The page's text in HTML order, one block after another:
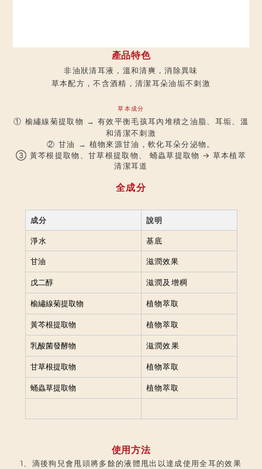
產品特色
非油狀清耳液，溫和清爽，消除異味
草本配方，不含酒精，清潔耳朵油垢不刺激
草本成分
① 榆繡線菊提取物 → 有效平衡毛孩耳內堆積之油脂、耳垢、溫
和清潔不刺激
② 甘油 → 植物來源甘油，軟化耳朵分泌物。
③ 黃芩根提取物、 甘草根提取物、 蛹蟲草提取物 → 草本植萃
清潔耳道
全成分
成分 說明
淨水 基底
甘油 滋潤效果
戊二醇 滋潤及增稠
榆繡線菊提取物 植物萃取
黃芩根提取物 植物萃取
乳酸菌發酵物 滋潤效果
甘草根提取物 植物萃取
蛹蟲草提取物 植物萃取
使用方法
1、滴後狗兒會甩頭將多餘的液體甩出以達成使用全耳的效果